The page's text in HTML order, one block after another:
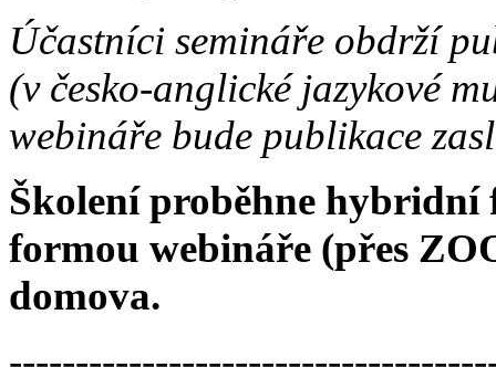
Účastníci semináře obdrží
(v česko-anglické jazykové
webináře bude publikace
Školení proběhne hybridní
formou webináře (přes
domova.